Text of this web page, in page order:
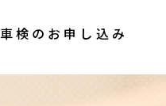
車検のお申し込み